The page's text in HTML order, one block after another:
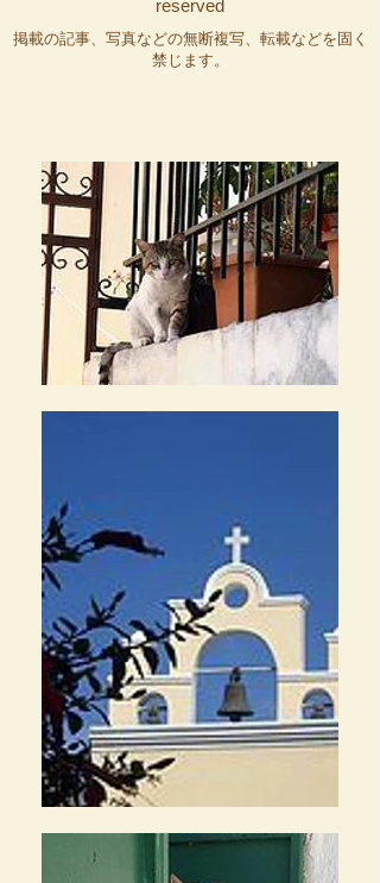
reserved
掲載の記事、写真などの無断複写、転載などを固く
禁じます。